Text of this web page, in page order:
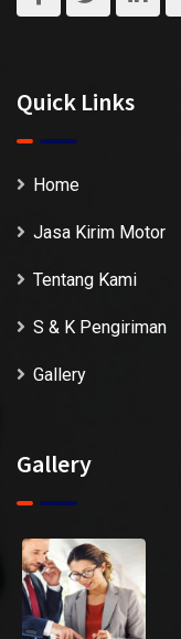
Quick Links
Home
Jasa Kirim Motor
Tentang Kami
S & K Pengiriman
Gallery
Gallery